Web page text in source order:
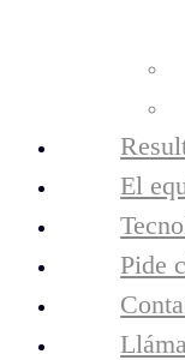
Implantes
Invisalign
Estética
periodoncia
resultados
tecnología
El
Pide